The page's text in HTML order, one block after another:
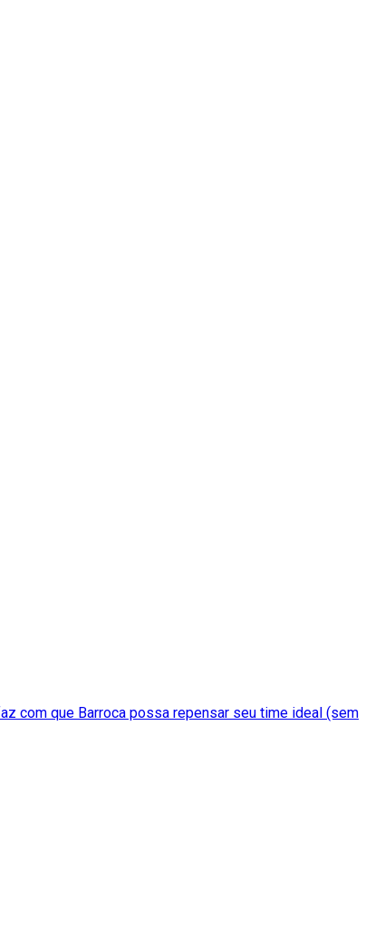
com que Barroca possa repensar seu time ideal (sem